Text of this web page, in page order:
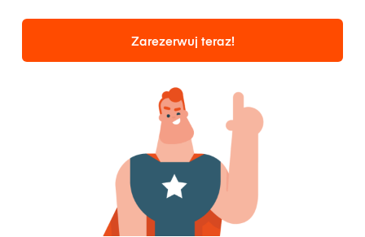
Zarezerwuj teraz!